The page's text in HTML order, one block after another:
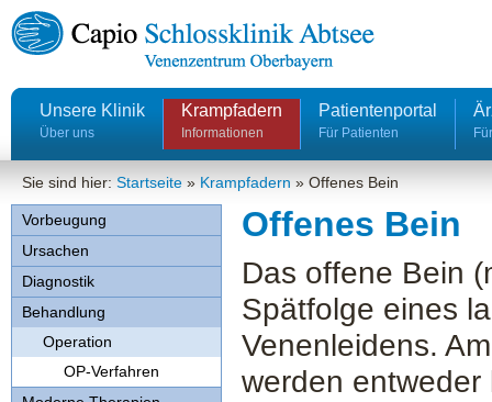
Unsere Klinik
Über uns
Krampfadern
Informationen
Patientenportal
Für Patienten
Sie sind hier: Startseite » Krampfadern » Offenes Bein
Vorbeugung
Ursachen
Diagnostik
Behandlung
Operation
OP-Verfahren
Offenes Bein
Das offene Bein
Spätfolge eines
Venenleidens.
werden